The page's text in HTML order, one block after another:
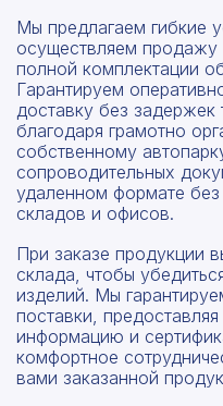
Мы предлагаем гибкие
осуществляем продажу
полной комплектации
Гарантируем
доставку без задержек
благодаря грамотно
собственному
сопроводительных
удаленном формате
складов и офисов.
При заказе продукции
склада, чтобы
изделий. Мы
поставки,
информацию и
комфортное
вами заказанной